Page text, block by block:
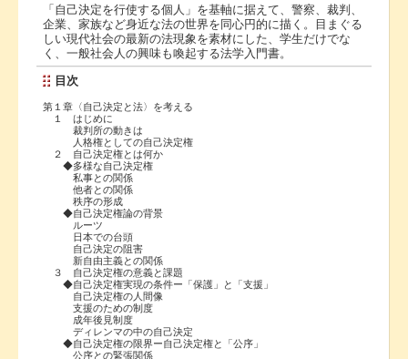
「自己決定を行使する個人」を基軸に据えて、警察、裁判、
企業、家族など身近な法の世界を同心円的に描く。目まぐる
しい現代社会の最新の法現象を素材にした、学生だけでな
く、一般社会人の興味も喚起する法学入門書。
目次
第１章〈自己決定と法〉を考える
１ はじめに
裁判所の動きは
人格権としての自己決定権
２ 自己決定権とは何か
◆多様な自己決定権
私事との関係
他者との関係
秩序の形成
◆自己決定権論の背景
ルーツ
日本での台頭
自己決定の阻害
新自由主義との関係
３ 自己決定権の意義と課題
◆自己決定権実現の条件ー「保護」と「支援」
自己決定権の人間像
支援のための制度
成年後見制度
ディレンマの中の自己決定
◆自己決定権の限界ー自己決定権と「公序」
公序との緊張関係